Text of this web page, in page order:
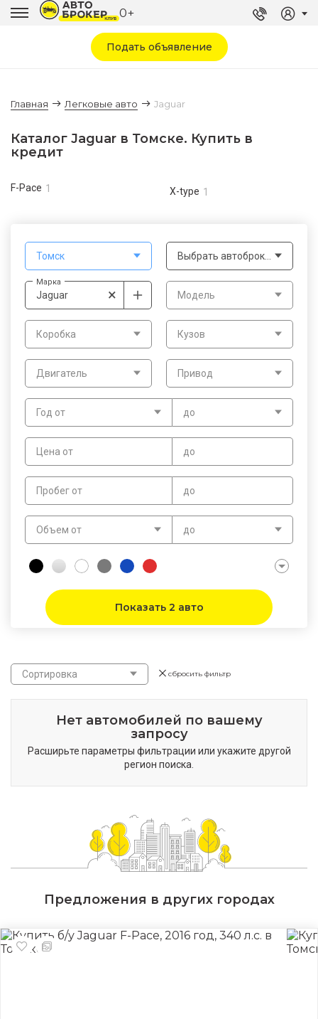
0+
Подать объявление
Главная Легковые авто Jaguar
Каталог Jaguar в Томске. Купить в
кредит
Томск
Марка
×
Jaguar Модель
Год от до
Цена от до
Коробка
Пробег от до
Объем от до
Кузов
Двигатель Привод
Показать 2 авто
F-Pace 1 X-type 1
Сортировка сбросить фильтр
Нет автомобилей по вашему
запросу
Расширьте параметры фильтрации или укажите другой
регион поиска.
Предложения в других городах